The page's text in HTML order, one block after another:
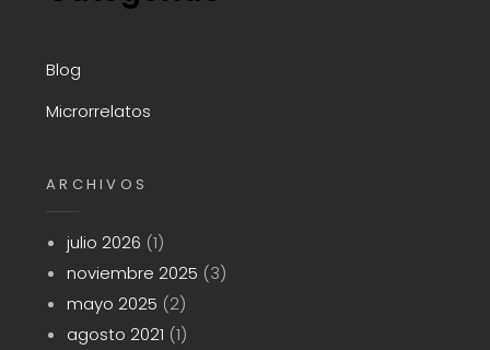
Blog
Microrrelatos
ARCHIVOS
julio 2026 (1)
noviembre 2025 (3)
mayo 2025 (2)
agosto 2021 (1)